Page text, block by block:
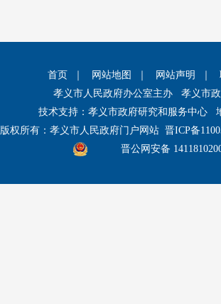
首页 网站地图 网站声明
孝义市人民政府办公室主办 孝义市
技术支持：孝义市政府研究和服务中心
版权所有：孝义市人民政府门户网站 晋ICP备
晋公网安备